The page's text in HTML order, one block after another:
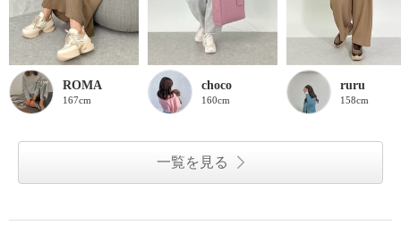
ROMA
167cm
choco
160cm
ruru
158cm
一覧を見る